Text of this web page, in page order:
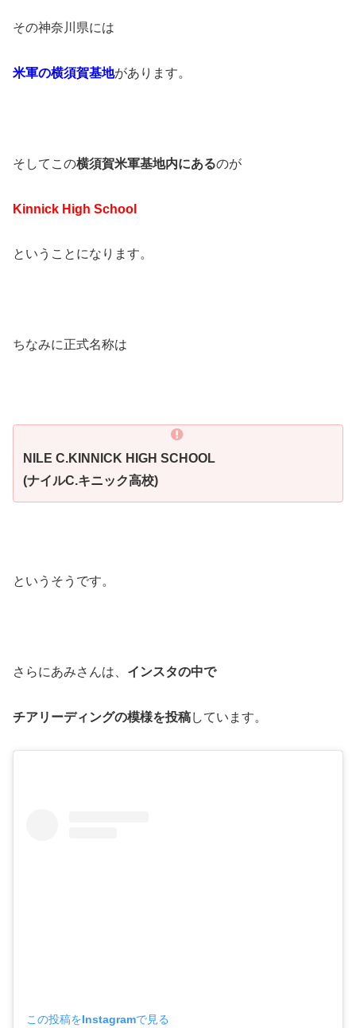
その神奈川県には
米軍の横須賀基地があります。
そしてこの横須賀米軍基地内にあるのが
Kinnick High School
ということになります。
ちなみに正式名称は
NILE C.KINNICK HIGH SCHOOL
(ナイルC.キニック高校)
というそうです。
さらにあみさんは、 インスタの中で
チアリーディングの模様を投稿しています。
この投稿をInstagramで見る